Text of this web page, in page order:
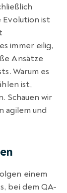
Evolution ist
immer eilig,
Ansätze
Warum es
ist,
Schauen wir
agilem und
einem
bei dem QA-